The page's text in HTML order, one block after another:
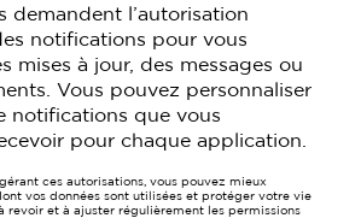
demandent l’autorisation
notifications pour vous
mises à jour, des messages ou
Vous pouvez personnaliser
notifications que vous
pour chaque application.
ces autorisations, vous pouvez mieux
vos données sont utilisées et protéger votre vie
revoir et à ajuster régulièrement les permissions